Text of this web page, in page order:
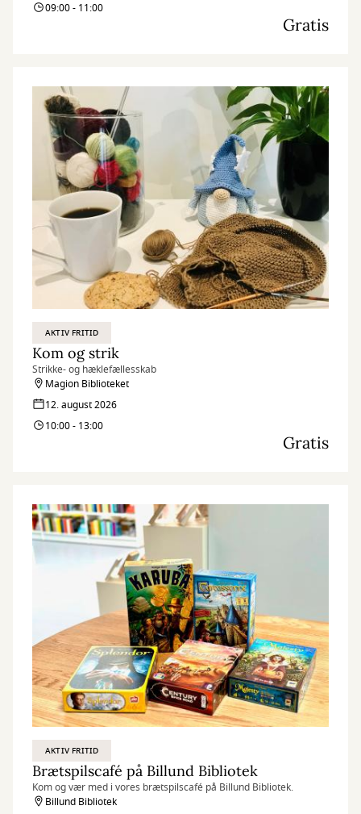
09:00 - 11:00
Gratis
AKTIV FRITID
Kom og strik
Strikke- og hæklefællesskab
Magion Biblioteket
12. august 2026
10:00 - 13:00
Gratis
AKTIV FRITID
Brætspilscafé på Billund Bibliotek
Kom og vær med i vores brætspilscafé på Billund Bibliotek.
Billund Bibliotek